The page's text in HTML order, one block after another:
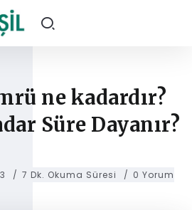
ne kadardır?
Süre Dayanır?
7 Dk. Okuma Süresi 0 Yorum